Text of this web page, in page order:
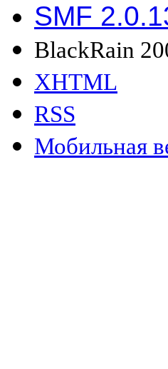
SMF
BlackRain
XHTML
RSS
Мобильная